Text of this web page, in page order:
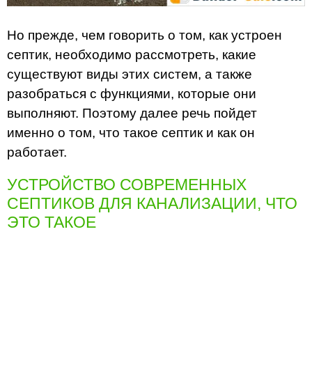
Но прежде, чем говорить о том, как устроен
септик, необходимо рассмотреть, какие
существуют виды этих систем, а также
разобраться с функциями, которые они
выполняют. Поэтому далее речь пойдет
именно о том, что такое септик и как он
работает.
УСТРОЙСТВО СОВРЕМЕННЫХ
СЕПТИКОВ ДЛЯ КАНАЛИЗАЦИИ, ЧТО
ЭТО ТАКОЕ